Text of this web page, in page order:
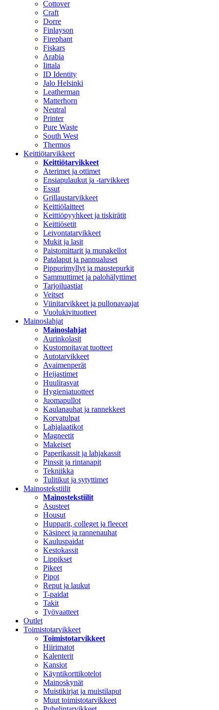
Cottover
Craft
Dorre
Finlayson
Firephant
Fiskars
Arabia
Iittala
ID Identity
Jalo Helsinki
Leatherman
Matterhorn
Neutral
Printer
Pure Waste
South West
Thermos
Keittiötarvikkeet
Keittiötarvikkeet
Aterimet ja ottimet
Ensiapulaukut ja -tarvikkeet
Essut
Grillaustarvikkeet
Keittiölaitteet
Keittiöpyyhkeet ja tiskirätit
Keittiösetit
Leivontatarvikkeet
Mukit ja lasit
Paistomittarit ja munakellot
Patalaput ja pannualuset
Pippurimyllyt ja maustepurkit
Sammuttimet ja palohälyttimet
Tarjoiluastiat
Veitset
Viinitarvikkeet ja pullonavaajat
Vuolukivituotteet
Mainoslahjat
Mainoslahjat
Aurinkolasit
Kustomoitavat tuotteet
Autotarvikkeet
Avaimenperät
Heijastimet
Huulirasvat
Hygieniatuotteet
Juomapullot
Kaulanauhat ja rannekkeet
Korvatulpat
Lahjalaatikot
Magneetit
Makeiset
Paperikassit ja lahjakassit
Pinssit ja rintanapit
Tekniikka
Tulitikut ja sytyttimet
Mainostekstiilit
Mainostekstiilit
Asusteet
Housut
Hupparit, colleget ja fleecet
Käsineet ja rannenauhat
Kauluspaidat
Kestokassit
Lippikset
Pikeet
Pipot
Reput ja laukut
T-paidat
Takit
Työvaatteet
Outlet
Toimistotarvikkeet
Toimistotarvikkeet
Hiirimatot
Kalenterit
Kansiot
Käyntikorttikotelot
Mainoskynät
Muistikirjat ja muistilaput
Muut toimistotarvikkeet